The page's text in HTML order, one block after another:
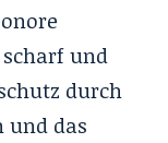
und
durch
und das